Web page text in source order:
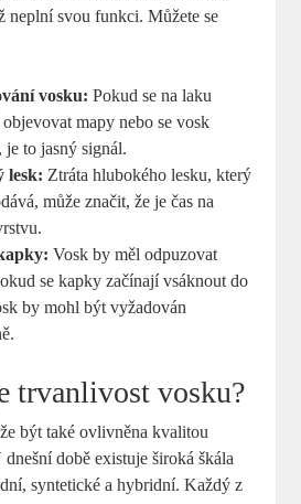
neplní svou funkci. Můžete se
vosku: Pokud se ‌na laku
mapy nebo se vosk
je to jasný signál.
lesk: Ztráta hlubokého lesku, který
může značit, že je čas na​
Vosk by měl odpuzovat
se​ kapky začínají vsáknout do⁣
by mohl být vyžadován
trvanlivost vosku?
být také ​ovlivněna kvalitou
době​ existuje široká ⁣škála
syntetické a hybridní. Každý‌ z